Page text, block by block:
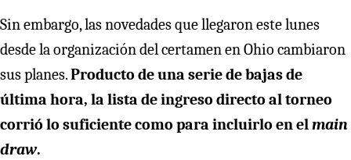
Sin embargo, las novedades que llegaron este lunes
desde la organización del certamen en Ohio cambiaron
sus planes.Producto de una serie de bajas de
última hora, la lista de ingreso directo al torneo
corrió lo suficiente como para incluirlo en elmain
draw.